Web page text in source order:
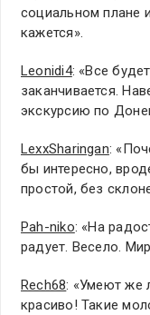
социальном плане
кажется».
Leonidi4: «Все
заканчивается.
экскурсию по
LexxSharingan:
бы интересно,
простой, без
Pah-niko: «На
радует. Весело.
Rech68: «Умеют же
красиво! Такие